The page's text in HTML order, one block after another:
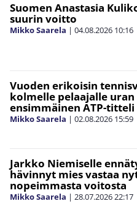
Suomen Anastasia
suurin voitto
Mikko Saarela | 04.08.2026 10:16
Vuoden erikoisin
kolmelle pelaajalle uran
ensimmäinen ATP-titteli
Mikko Saarela | 02.08.2026 15:59
Jarkko Niemiselle
hävinnyt mies vastaa
nopeimmasta voitosta
Mikko Saarela | 28.07.202622:17